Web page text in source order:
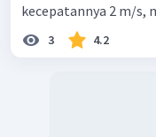
kecepatannya 2 m/s,
3 4.2